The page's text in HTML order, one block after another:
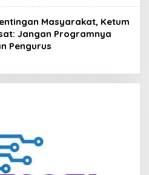
Masyarakat, Ketum
Jangan Programnya
Pengurus